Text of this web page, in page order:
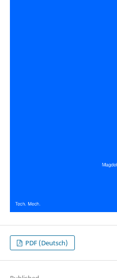
PDF (Deutsch)